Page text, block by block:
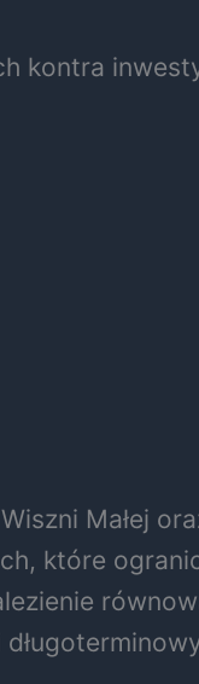
kontra
Małej
które